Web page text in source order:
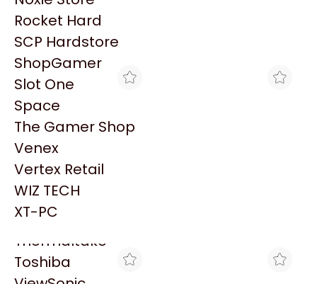
Palit
Philips
PowerColor
Razer
Redragon
Samsung
Sandisk
Sapphire
Seagate
Sentey
Solarmax
Thermaltake
Toshiba
Rocket Hard
SCP Hardstore
ShopGamer
Slot One
Space
The Gamer Shop
Venex
Vertex Retail
WIZ TECH
XT-PC
Similares
Explorá más productos similares
MAX TECNO
MOTHERBOARD ASUS
WIFI LGA1851 DDR5
$415.479